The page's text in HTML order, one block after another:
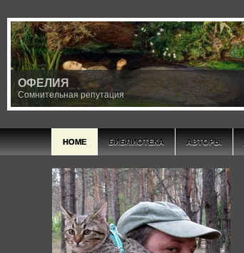
ОФЕЛИЯ
Сомнительная репутация
HOME БИБЛИОТЕКА АВТОРЫ